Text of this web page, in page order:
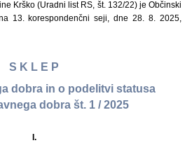
Krško (Uradni list RS, št. 132/22) je Občinski
13. korespondenčni seji, dne 28. 8. 2025,
S K L E P
dobra in o podelitvi statusa
dobra št. 1 / 2025
I.